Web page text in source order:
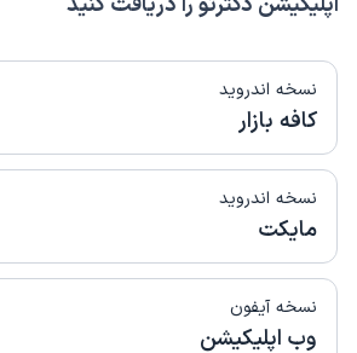
نسخه اندروید
کافه بازار
نسخه اندروید
مایکت
نسخه آیفون
وب اپلیکیشن